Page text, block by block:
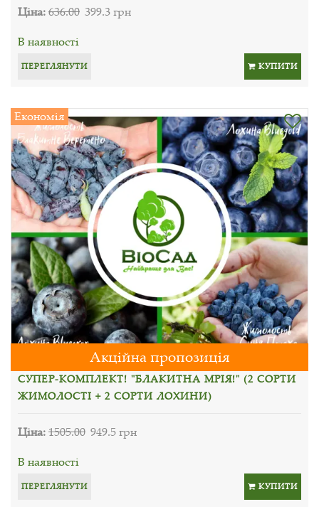
Ціна:636.00 399.3 грн
В наявності
ПЕРЕГЛЯНУТИ КУПИТИ
Економія
Акційна пропозиція
СУПЕР-КОМПЛЕКТ! "БЛАКИТНА МРІЯ!" (2 СОРТИ
ЖИМОЛОСТІ + 2 СОРТИ ЛОХИНИ)
Ціна:1505.00 949.5 грн
В наявності
ПЕРЕГЛЯНУТИ КУПИТИ